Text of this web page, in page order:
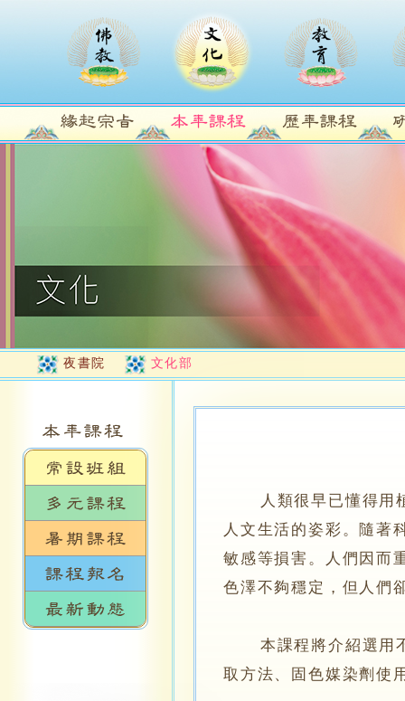
夜書院 文化部
人類很早已懂得用植
人文生活的姿彩。隨著
敏感等損害。人們因而
色澤不夠穩定，但人們
本課程將介紹選用不
取方法、固色媒染劑使